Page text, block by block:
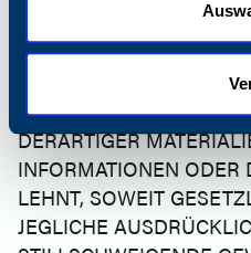
GENAUIGKEIT,
VERTRAULICHKEIT
SPEZIFISCHEN
FESTGELEGT) ODER
DERARTIGER
INFORMATIONEN ODER
LEHNT, SOWEIT
JEGLICHE